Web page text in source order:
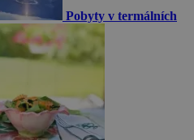
Pobyty v termálních